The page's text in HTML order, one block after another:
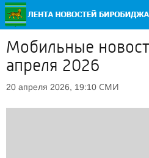
Мобильные
апреля 2026
20 апреля 2026, 19:10 СМИ